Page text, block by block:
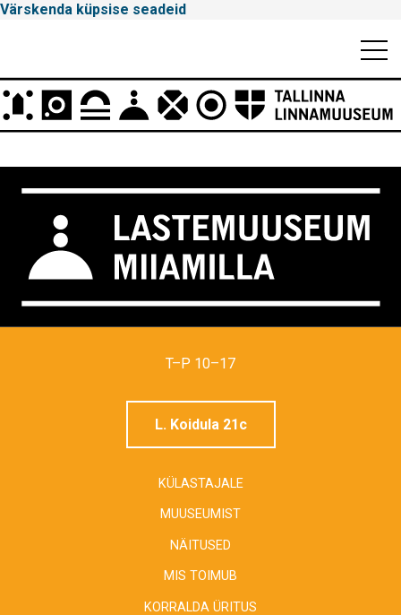
Värskenda küpsise seadeid
Peamenüü
T–P 10–17
L. Koidula 21c
KÜLASTAJALE
MUUSEUMIST
NÄITUSED
MIS TOIMUB
KORRALDA ÜRITUS